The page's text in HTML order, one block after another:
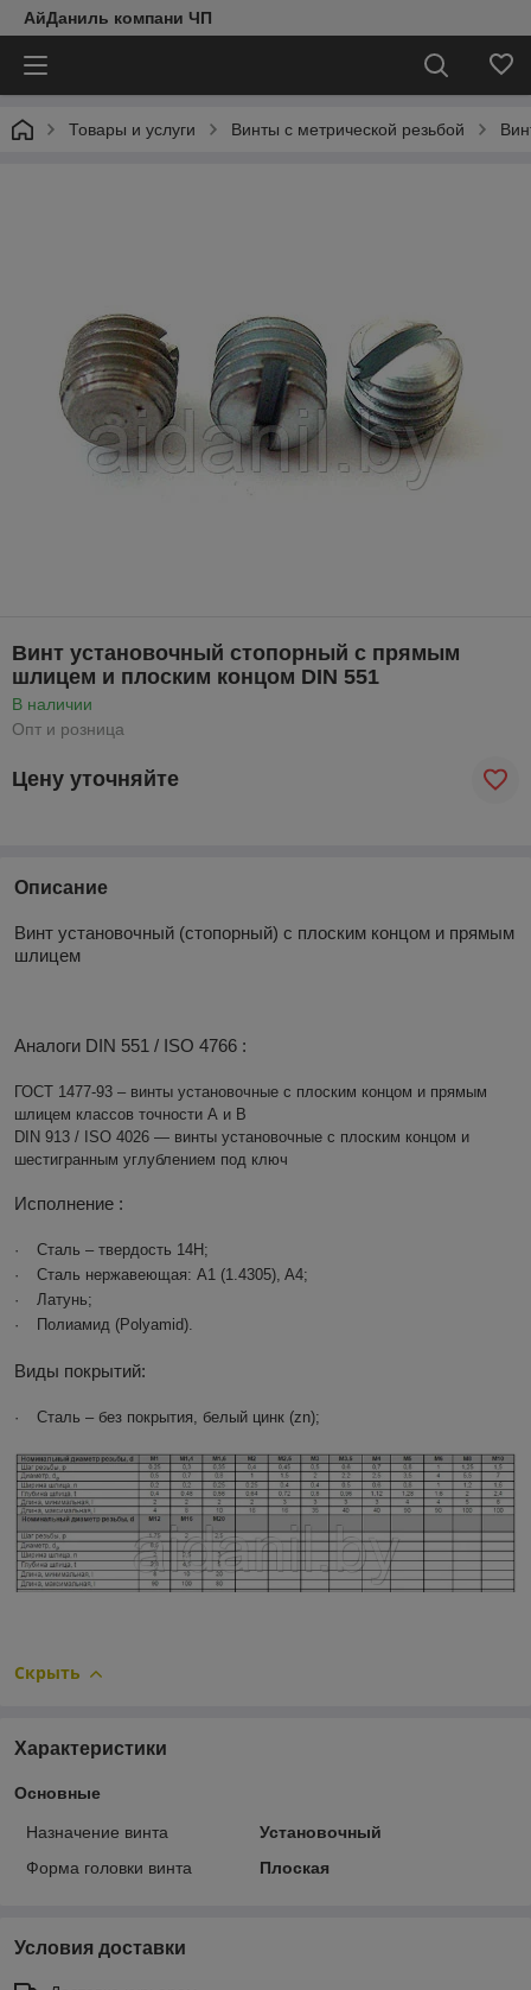
АйДаниль компани ЧП
Товары и услуги Винты с метрической резьбой
Винт установочный стопорный с прямым
шлицем и плоским концом DIN 551
В наличии
Опт и розница
Цену уточняйте
Описание
Винт установочный (стопорный) с плоским концом и прямым
шлицем
Аналоги DIN 551 / ISO 4766 :
ГОСТ 1477-93 – винты установочные с плоским концом и прямым
шлицем классов точности А и В
DIN 913 / ISO 4026 ― винты установочные с плоским концом и
шестигранным углублением под ключ
Исполнение :
· Сталь – твердость 14H ;
·
Сталь нержавеющая: A1 (1.4305), A4;
·
Латунь;
·
Полиамид (Polyamid).
Виды покрытий:
· Сталь – без покрытия, белый цинк (zn);
Скрыть
Характеристики
Основные
Назначение винта
Установочный
Форма головки винта
Плоская
Условия доставки